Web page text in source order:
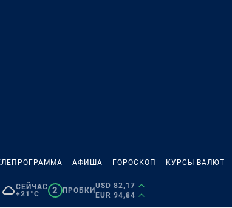
АФИША ГОРОСКОП КУРСЫ ВАЛЮТ
СЕЙЧАС
+21°C
2 ПРОБКИ
USD 82,17
EUR 94,84